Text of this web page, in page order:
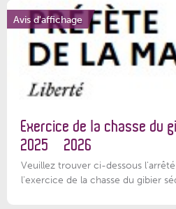
Avis d'affichage
Exercice de la chasse du
2025 – 2026
Veuillez trouver ci-dessous
l'exercice de la chasse du gibier